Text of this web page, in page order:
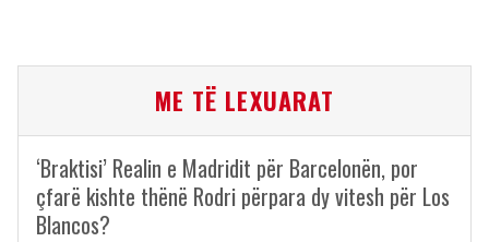
ME TË LEXUARAT
‘Braktisi’ Realin e Madridit për Barcelonën, por
çfarë kishte thënë Rodri përpara dy vitesh për Los
Blancos?